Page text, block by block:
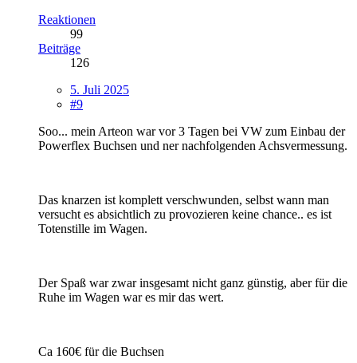
Reaktionen
99
Beiträge
126
5. Juli 2025
#9
Soo... mein Arteon war vor 3 Tagen bei VW zum Einbau der
Powerflex Buchsen und ner nachfolgenden Achsvermessung.
Das knarzen ist komplett verschwunden, selbst wann man
versucht es absichtlich zu provozieren keine chance.. es ist
Totenstille im Wagen.
Der Spaß war zwar insgesamt nicht ganz günstig, aber für die
Ruhe im Wagen war es mir das wert.
Ca 160€ für die Buchsen